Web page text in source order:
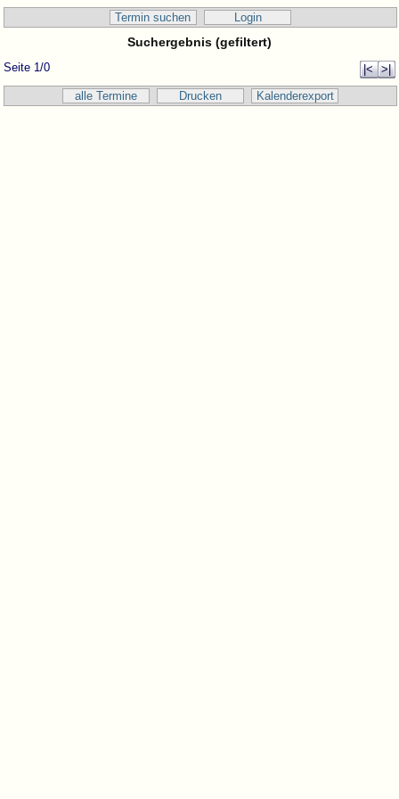
Termin suchen Login
Suchergebnis (gefiltert)
Seite 1/0 |< >|
alle Termine
Drucken Kalenderexport